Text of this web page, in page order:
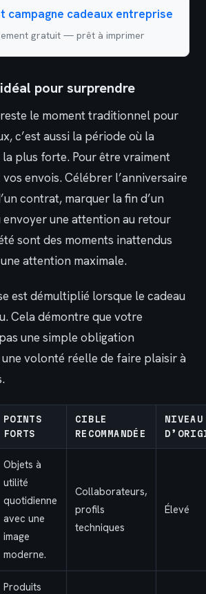
campagne cadeaux entreprise
gratuit — prêt à imprimer
pour surprendre
reste le moment traditionnel pour
c’est aussi la période où la
plus forte. Pour être vraiment
envois. Célébrer l’anniversaire
contrat, marquer la fin d’un
une attention au retour
sont des moments inattendus
attention maximale.
est démultiplié lorsque le cadeau
Cela démontre que votre
une simple obligation
volonté réelle de faire plaisir à
POINTS
FORTS
CIBLE
RECOMMANDÉE
NIVEAU
Objets à
utilité
quotidienne
avec une
image
moderne.
Collaborateurs,
profils
techniques
Élevé
Produits